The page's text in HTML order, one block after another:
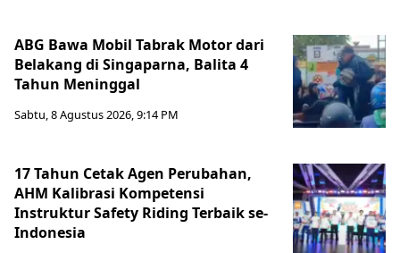
ABG Bawa Mobil Tabrak Motor dari
Belakang di Singaparna, Balita 4
Tahun Meninggal
Sabtu, 8 Agustus 2026, 9:14 PM
17 Tahun Cetak Agen Perubahan,
AHM Kalibrasi Kompetensi
Instruktur Safety Riding Terbaik se-
Indonesia